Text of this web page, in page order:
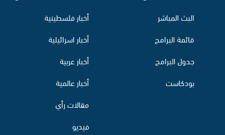
البث المباشر
قائمة البرامج
جدول البرامج
بودكاست
أخبار فلسطينية
أخبار اسرائيلية
أخبار عربية
أخبار عالمية
مقالات رأي
فيديو